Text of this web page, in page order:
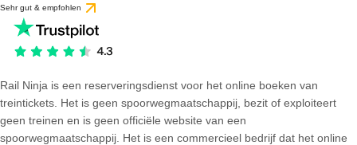
Sehr gut & empfohlen
Rail Ninja is een reserveringsdienst voor het online boeken van
treintickets. Het is geen spoorwegmaatschappij, bezit of exploiteert
geen treinen en is geen officiële website van een
spoorwegmaatschappij. Het is een commercieel bedrijf dat het online